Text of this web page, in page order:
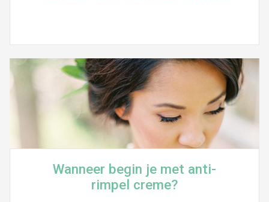
Wanneer begin je met anti-
rimpel creme?